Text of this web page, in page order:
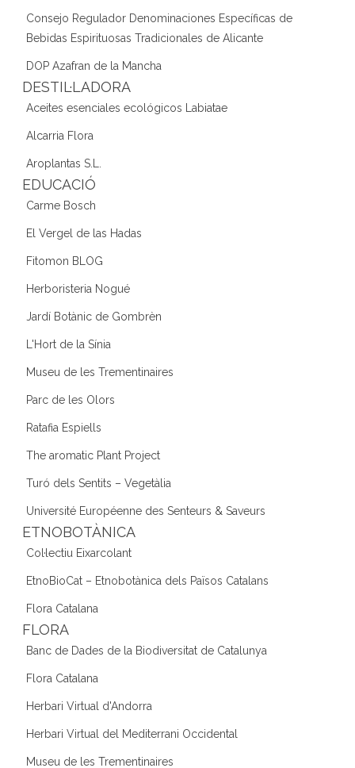
Consejo Regulador Denominaciones Específicas de
Bebidas Espirituosas Tradicionales de Alicante
DOP Azafran de la Mancha
DESTIL·LADORA
Aceites esenciales ecológicos Labiatae
Alcarria Flora
Aroplantas S.L.
EDUCACIÓ
Carme Bosch
El Vergel de las Hadas
Fitomon BLOG
Herboristeria Nogué
Jardí Botànic de Gombrèn
L'Hort de la Sínia
Museu de les Trementinaires
Parc de les Olors
Ratafia Espiells
The aromatic Plant Project
Turó dels Sentits – Vegetàlia
Université Européenne des Senteurs & Saveurs
ETNOBOTÀNICA
Col·lectiu Eixarcolant
EtnoBioCat – Etnobotànica dels Països Catalans
Flora Catalana
FLORA
Banc de Dades de la Biodiversitat de Catalunya
Flora Catalana
Herbari Virtual d'Andorra
Herbari Virtual del Mediterrani Occidental
Museu de les Trementinaires